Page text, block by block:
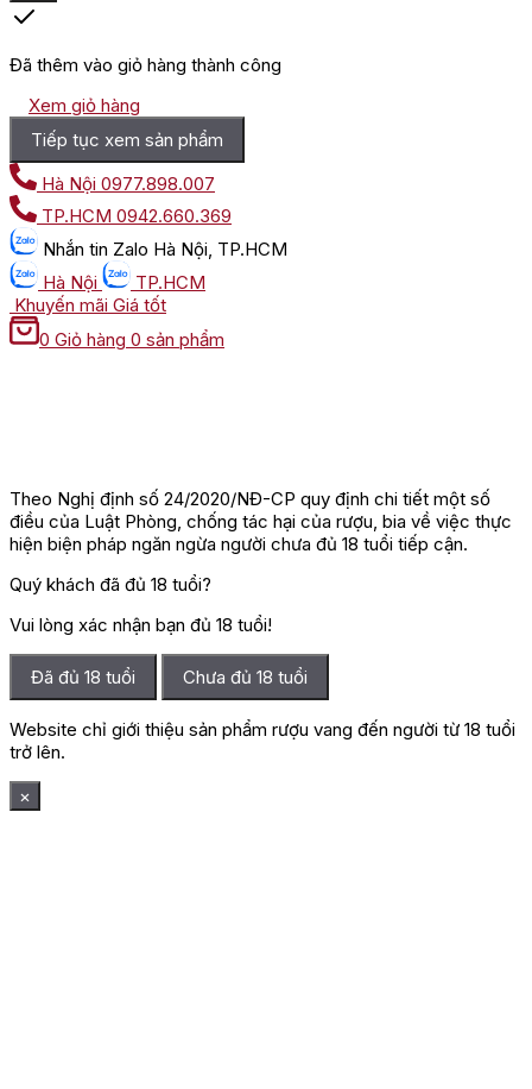
Đã thêm vào giỏ hàng thành công
Xem giỏ hàng
Tiếp tục xem sản phẩm
Hà Nội 0977.898.007
TP.HCM 0942.660.369
Nhắn tin Zalo Hà Nội, TP.HCM
Hà Nội
TP.HCM
Khuyến mãi Giá tốt
0 Giỏ hàng 0 sản phẩm
Theo Nghị định số 24/2020/NĐ-CP quy định chi tiết một số
điều của Luật Phòng, chống tác hại của rượu, bia về việc thực
hiện biện pháp ngăn ngừa người chưa đủ 18 tuổi tiếp cận.
Quý khách đã đủ 18 tuổi?
Vui lòng xác nhận bạn đủ 18 tuổi!
Đã đủ 18 tuổi Chưa đủ 18 tuổi
Website chỉ giới thiệu sản phẩm rượu vang đến người từ 18 tuổi
trở lên.
×